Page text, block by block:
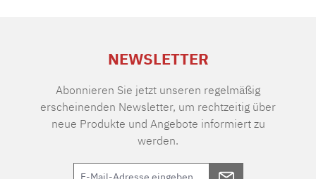
NEWSLETTER
Abonnieren Sie jetzt unseren regelmäßig
erscheinenden Newsletter, um rechtzeitig über
neue Produkte und Angebote informiert zu
werden.